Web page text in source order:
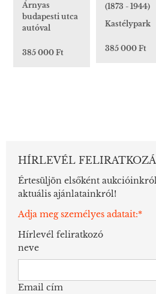
Árnyas
budapesti utca
autóval
385 000 Ft
(1873 - 1944)
Kastélypark
385 000 Ft
HÍRLEVÉL
Értesüljön elsőként
aktuális ajánlatainkról!
Adja meg személyes adatait:*
Hírlevél feliratkozó
neve
Email cím